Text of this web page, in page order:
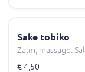
Sake tobiko
Zalm, massago.
€ 4,50